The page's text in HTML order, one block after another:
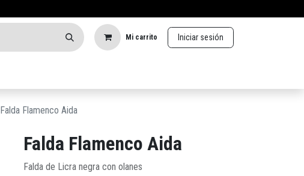
Mi carrito Iniciar sesión
Falda Flamenco Aida
Falda Flamenco Aida
Falda de Licra negra con olanes